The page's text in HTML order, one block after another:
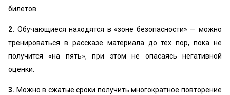
билетов.
2. Обучающиеся находятся в «зоне безопасности» — можно
тренироваться в рассказе материала до тех пор, пока не
получится «на пять», при этом не опасаясь негативной
оценки.
3. Можно в сжатые сроки получить многократное повторение